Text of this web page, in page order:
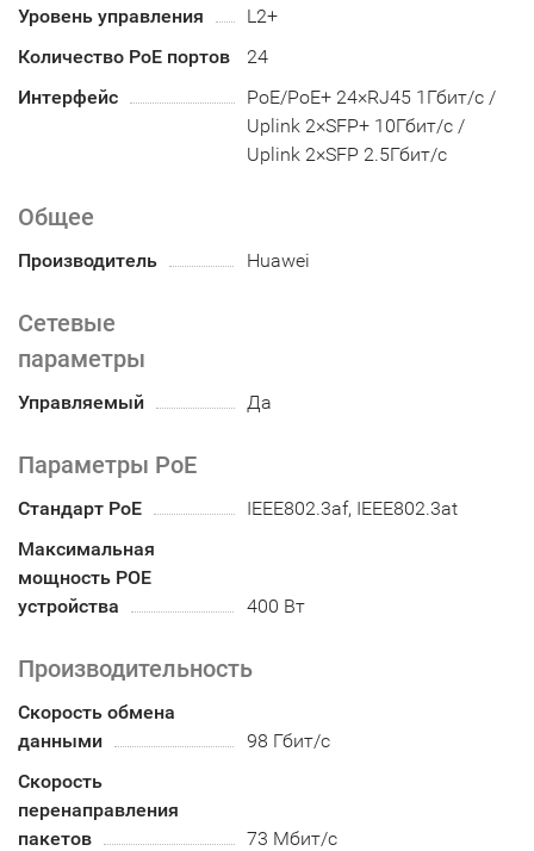
Уровень управления
L2+
Количество PoE портов
24
Интерфейс
PoE/PoE+ 24×RJ45 1Гбит/с /
Uplink 2×SFP+ 10Гбит/с /
Uplink 2×SFP 2.5Гбит/с
Общее
Производитель Huawei
Сетевые
параметры
Управляемый Да
Параметры PoE
Стандарт PoE
IEEE802.3af, IEEE802.3at
Максимальная
мощность POE
устройства
400 Вт
Производительность
Скорость обмена
данными
98 Гбит/с
Скорость
перенаправления
пакетов
73 Мбит/с